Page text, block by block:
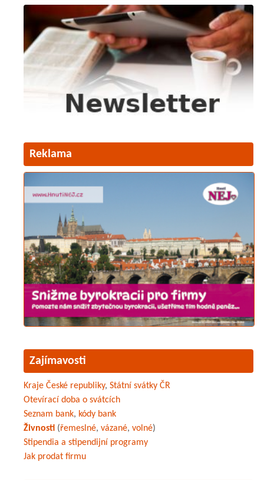
Reklama
Zajímavosti
Kraje České republiky, Státní svátky ČR
Otevírací doba o svátcích
Seznam bank, kódy bank
Živnosti (řemeslné, vázané, volné)
Stipendia a stipendijní programy
Jak prodat firmu